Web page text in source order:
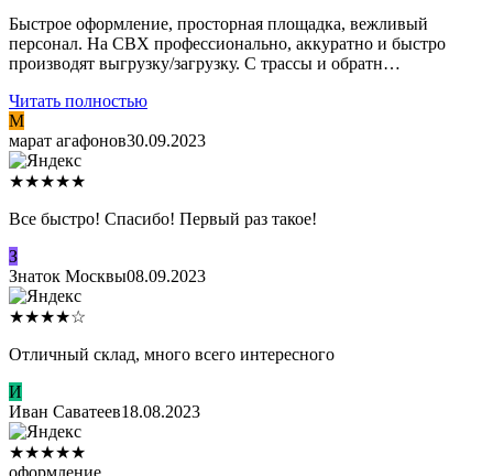
Быстрое оформление, просторная площадка, вежливый
персонал. На СВХ профессионально, аккуратно и быстро
производят выгрузку/загрузку. С трассы и обратн…
Читать полностью
М
марат агафонов30.09.2023
★★★★★
Все быстро! Спасибо! Первый раз такое!
З
Знаток Москвы08.09.2023
★★★★☆
Отличный склад, много всего интересного
И
Иван Саватеев18.08.2023
★★★★★